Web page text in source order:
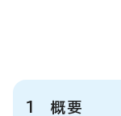
1 概要